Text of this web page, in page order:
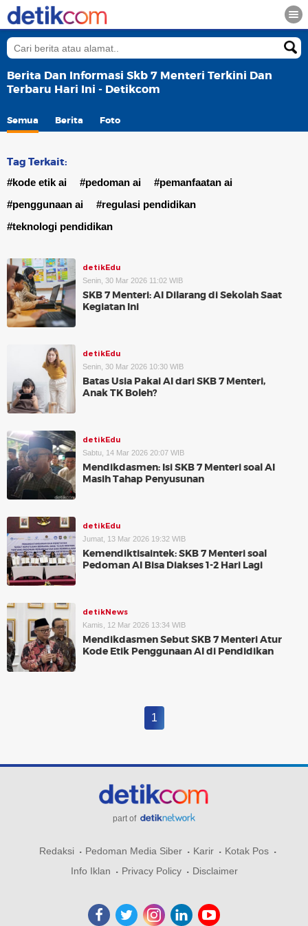
Berita Dan Informasi Skb 7 Menteri Terkini Dan
Terbaru Hari Ini - Detikcom
Semua Berita Foto
Tag Terkait:
#kode etik ai #pedoman ai
#pemanfaatan ai
#penggunaan ai
#regulasi pendidikan
#teknologi pendidikan
detikEdu
Senin, 30 Mar 2026 11:02 WIB
SKB 7 Menteri: AI Dilarang di Sekolah Saat
Kegiatan Ini
detikEdu
Senin, 30 Mar 2026 10:30 WIB
Batas Usia Pakai AI dari SKB 7 Menteri,
Anak TK Boleh?
detikEdu
Sabtu, 14 Mar 2026 20:07 WIB
Mendikdasmen: Isi SKB 7 Menteri soal AI
Masih Tahap Penyusunan
detikEdu
Jumat, 13 Mar 2026 19:32 WIB
Kemendiktisaintek: SKB 7 Menteri soal
Pedoman AI Bisa Diakses 1-2 Hari Lagi
detikNews
Kamis, 12 Mar 2026 13:34 WIB
Mendikdasmen Sebut SKB 7 Menteri Atur
Kode Etik Penggunaan AI di Pendidikan
1
part of
Redaksi Pedoman Media Siber Karir
Kotak Pos
Info Iklan
Privacy Policy Disclaimer